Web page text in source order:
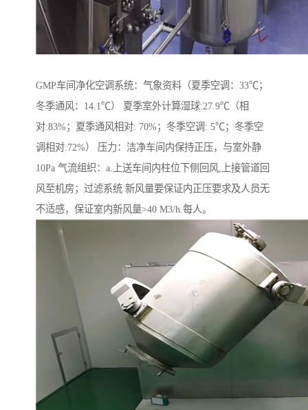
GMP车间净化空调系统：气象资料（夏季空调：33℃；
冬季通风：14.1℃） 夏季室外计算湿球:27.9℃（相
对:83%；夏季通风相对: 70%；冬季空调: 5℃；冬季空
调相对:72%） 压力：洁净车间内保持正压，与室外静
10Pa 气流组织：a.上送车间内柱位下侧回风,上接管道回
风至机房；过滤系统 新风量要保证内正压要求及人员无
不适感，保证室内新风量>40 M3/h.每人。